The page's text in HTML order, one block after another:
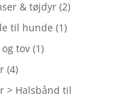
& tøjdyr (2)
til hunde (1)
tov (1)
(4)
> Halsbånd til